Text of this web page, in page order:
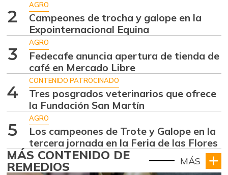
2
AGRO
Campeones de trocha y galope en la
Expointernacional Equina
3
AGRO
Fedecafe anuncia apertura de tienda de
café en Mercado Libre
4
CONTENIDO PATROCINADO
Tres posgrados veterinarios que ofrece
la Fundación San Martín
5
AGRO
Los campeones de Trote y Galope en la
tercera jornada en la Feria de las Flores
MÁS CONTENIDO DE
REMEDIOS MÁS